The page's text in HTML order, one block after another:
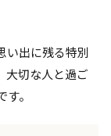
い出に残る特別
大切な人と過ご
。